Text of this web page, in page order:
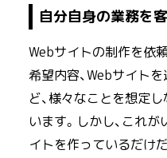
自分自身の業務を
Webサイトの制作を依
希望内容、Webサイト
ど、様々なことを想定
います。しかし、これ
イトを作っているだけ